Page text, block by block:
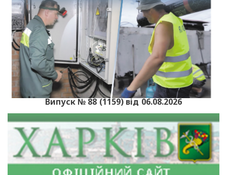
Випуск № 88 (1159) від 06.08.2026